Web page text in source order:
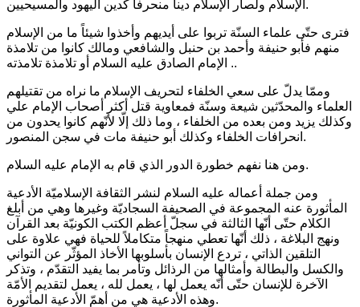
الإسلام ولصار الإسلام ديناً منحرفاً كدين اليهود والمسيحيين.
فترى حتّى علماء السنّة تربوا على أيديهم وأخذوا شيئاً ما من الإسلام
منهم فأبو حنيفة وأحمد بن حنبل والشافعي ومالك كانوا من تلامذة
الإمام الصادق عليه السلام أو تلامذة تلامذته ..
وممّا يدلّ على سعي الخلفاء لتحريف الإسلام ما نراه من تقتيلهم
العلماء والمحدّثين شيعة وسنّة فمعاوية قتل أكثر أصحاب الإمام علي
وكذلك يزيد ومن بعده من الخلفاء ، وما ذلك إلّا لأنّهم كانوا يحدون من
انحرافات الخلفاء وكذلك أبو حنيفة مات في سجن المنصور.
ومن هنا نفهم خطورة الدور الذي قام به الإمام عليه السلام.
ومن جملة أعماله عليه السلام لنشر الثقافة الإسلاميّة الأدعية
المأثورة عنه المجموعة في الصحيفة السجاديّة وغيرها وهي من أبلغ
الكلام حتّى أنّها الثالثة في سجلّ أعظم الكتب الكونيّة بعد القرآن
ونهج البلاغة ، ذلك أنّها تعطي منهجاً متكاملاً للحياة فهي علاوة على
التلقين الذاتي ، تردع الإنسان بأسلوبها الأخاذ المؤثّر عن التواني
والكسل والبطالة وأمثالها من الرذائل وتأمر بما يفيد التقدّم ، وتذكر
الآخرة للإنسان حتّى أنّه يعمل لها ، يعمل لله ، يعمل لتقديم الأمّة
وهذه الأدعية هي من أهمّ الأدعية المأثورة.